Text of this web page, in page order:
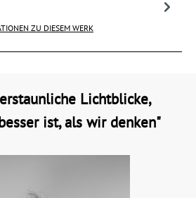
ZU DIESEM WERK
Lichtblicke,
ist, als wir denken"